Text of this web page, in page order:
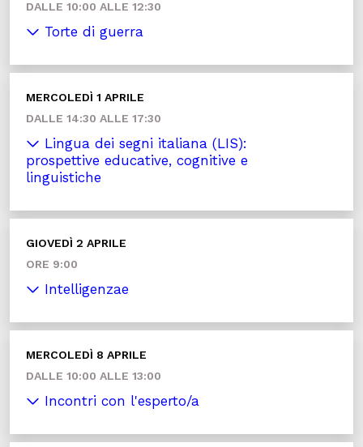
DALLE 10:00 ALLE 12:30
Torte di guerra
MERCOLEDÌ 1 APRILE
DALLE 14:30 ALLE 17:30
Lingua dei segni italiana (LIS):
prospettive educative, cognitive e
linguistiche
GIOVEDÌ 2 APRILE
ORE 9:00
Intelligenzae
MERCOLEDÌ 8 APRILE
DALLE 10:00 ALLE 13:00
Incontri con l'esperto/a